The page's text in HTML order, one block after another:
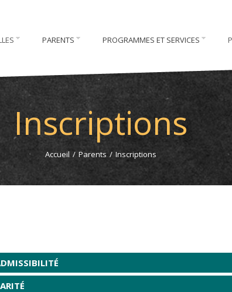
PARENTS PROGRAMMES ET SERVICES
Inscriptions
Accueil / Parents / Inscriptions